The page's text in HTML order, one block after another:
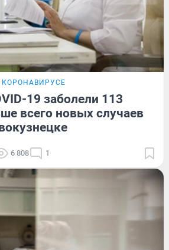
КОРОНАВИРУСЕ
19 заболели 113
всего новых случаев
6 808 1